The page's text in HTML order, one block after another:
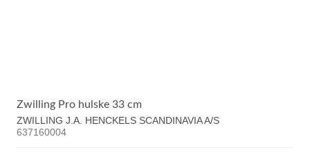
Zwilling Pro hulske 33 cm
ZWILLING J.A. HENCKELS SCANDINAVIA A/S
637160004